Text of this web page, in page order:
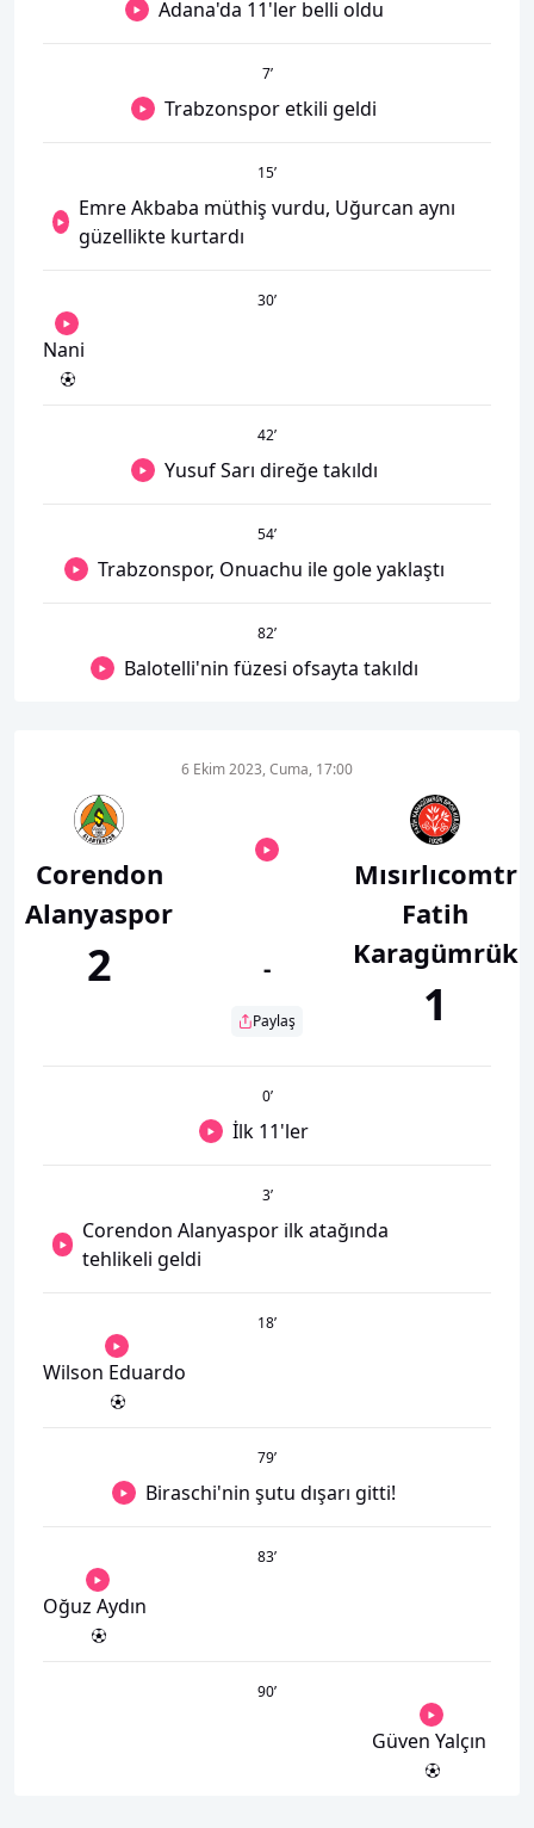
Adana'da 11'ler belli oldu
7’
Trabzonspor etkili geldi
15’
Emre Akbaba müthiş vurdu, Uğurcan aynı
güzellikte kurtardı
30’
Nani
42’
Yusuf Sarı direğe takıldı
54’
Trabzonspor, Onuachu ile gole yaklaştı
82’
Balotelli'nin füzesi ofsayta takıldı
Corendon
Alanyaspor
2
6 Ekim 2023, Cuma, 17:00
-
Paylaş
Mısırlıcomtr
Fatih
Karagümrük
1
0’
İlk 11'ler
3’
Corendon Alanyaspor ilk atağında
tehlikeli geldi
18’
Wilson Eduardo
79’
Biraschi'nin şutu dışarı gitti!
83’
Oğuz Aydın
90’
Güven Yalçın